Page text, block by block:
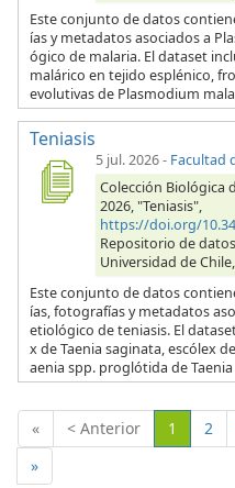
Este conjunto de datos
ías y metadatos asociados a
ógico de malaria. El dataset
malárico en tejido esplénico,
evolutivas de Plasmodium
Teniasis
5 jul. 2026- Facultad
Colección Biológica
2026, "Teniasis",
https://doi.org/
Repositorio de
Universidad de
Este conjunto de datos
ías, fotografías y metadatos
etiológico de teniasis. El
x de Taenia saginata, escólex
aenia spp. proglótida de
« < Anterior 1 (Actual)
2
»